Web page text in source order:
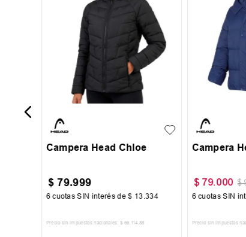
S
Campera Head Chloe
$ 79.999
6 cuotas SIN interés de$ 13 .334
Precio sin impuestos nacionales: $ 66. 114 ,88
Campera
$ 79.000 $
6 cuotas SIN
Precio sin impuestos